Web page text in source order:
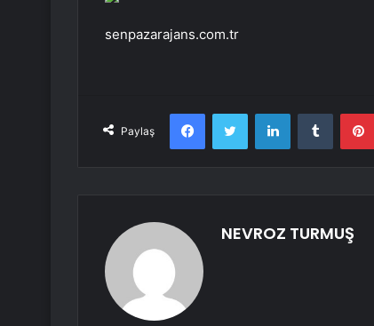
senpazarajans.com.tr
Paylaş
FacebookTwitter LinkedInTumblr
NEVROZ TURMUŞ